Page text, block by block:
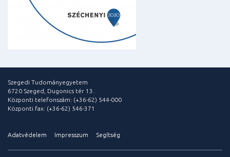
Szegedi Tudományegyetem
6720 Szeged, Dugonics tér 13.
Központi telefonszám: (+36-62) 544-000
Központi fax: (+36-62) 546-371
Adatvédelem Impresszum Segítség